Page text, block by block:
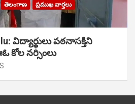
తెలంగాణ
ప్రముఖ వార్తలు
విద్యార్థులు పఠ‌నాసక్తిని
కోల నర్సింలు